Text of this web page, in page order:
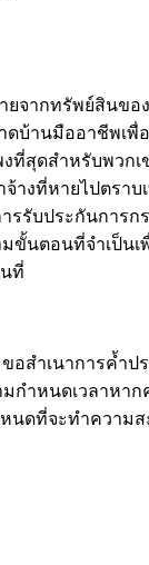
จากทรัพย์สินข
บ้านมืออาชีพเ
สุดสำหรับพวก
งที่หายไปตรา
รรับประกันการ
นตอนที่จำเป็
ที่
สำเนาการค้ำป
ำหนดเวลาหา
ดที่จะทำความ